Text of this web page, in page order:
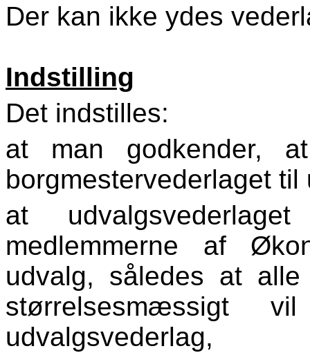
Der kan ikke ydes
Indstilling
Det indstilles:
at man godkender,
borgmestervederlaget
at
medlemmerne af
udvalg, således at
størrelsesmæssigt
udvalgsvederlag,